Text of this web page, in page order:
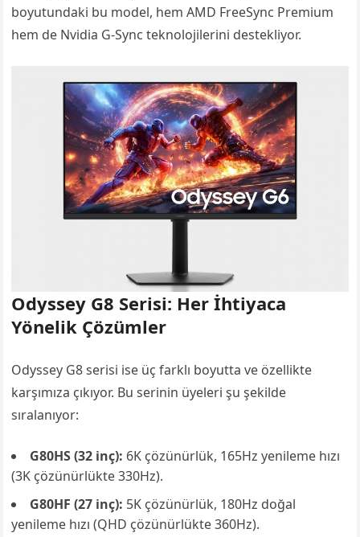
boyutundaki bu model, hem AMD FreeSync Premium
hem de Nvidia G-Sync teknolojilerini destekliyor.
Odyssey G8 Serisi: Her İhtiyaca
Yönelik Çözümler
Odyssey G8 serisi ise üç farklı boyutta ve özellikte
karşımıza çıkıyor. Bu serinin üyeleri şu şekilde
sıralanıyor:
G80HS (32 inç): 6K çözünürlük, 165Hz yenileme hızı
(3K çözünürlükte 330Hz).
G80HF (27 inç): 5K çözünürlük, 180Hz doğal
yenileme hızı (QHD çözünürlükte 360Hz).